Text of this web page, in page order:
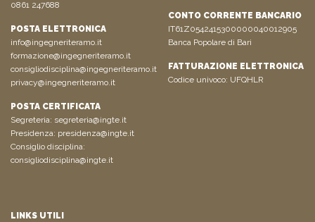
0861 247688
POSTA ELETTRONICA
info@ingegneriteramo.it
formazione@ingegneriteramo.it
consigliodisciplina@ingegneriteramo.it
privacy@ingegneriteramo.it
POSTA CERTIFICATA
Segreteria: segreteria@ingte.it
Presidenza: presidenza@ingte.it
Consiglio disciplina:
consigliodisciplina@ingte.it
CONTO CORRENTE BANCARIO
IT61Z0542415300000040012905
Banca Popolare di Bari
FATTURAZIONE ELETTRONICA
Codice univoco: UFQHLR
LINKS UTILI